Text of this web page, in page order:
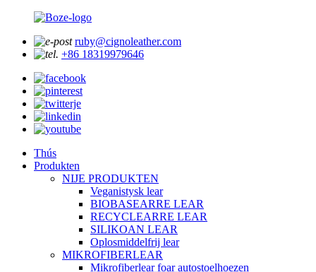
ruby@cignoleather.com
+86 18319979646
Thús
Produkten
NIJE PRODUKTEN
Veganistysk lear
BIOBASEARRE LEAR
RECYCLEARRE LEAR
SILIKOAN LEAR
Oplosmiddelfrij lear
MIKROFIBERLEAR
Mikrofiberlear foar autostoelhoezen